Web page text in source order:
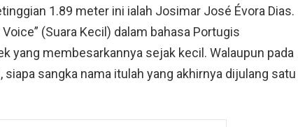
1.89 meter ini ialah Josimar José Évora Dias.
(Suara Kecil) dalam bahasa Portugis
yang membesarkannya sejak kecil. Walaupun pada
sangka nama itulah yang akhirnya dijulang satu